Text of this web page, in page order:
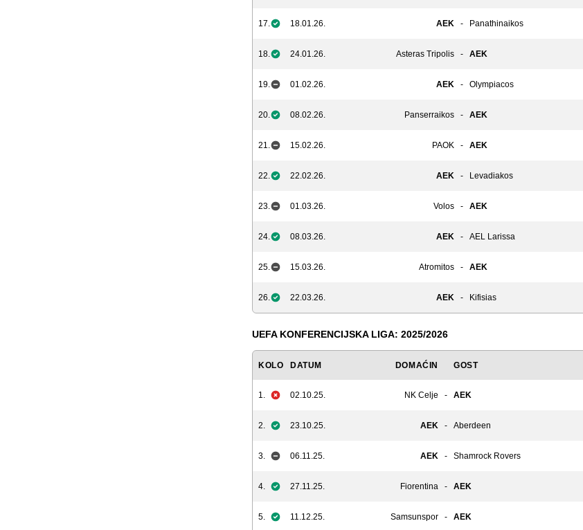
17. 18.01.26. AEK - Panathinaikos
18. 24.01.26. Asteras Tripolis - AEK
19. 01.02.26. AEK - Olympiacos
20. 08.02.26. Panserraikos - AEK
21. 15.02.26. PAOK - AEK
22. 22.02.26. AEK - Levadiakos
23. 01.03.26. Volos - AEK
24. 08.03.26. AEK - AEL Larissa
25. 15.03.26. Atromitos - AEK
26. 22.03.26. AEK - Kifisias
UEFA KONFERENCIJSKA LIGA: 2025/2026
KOLO DATUM DOMAĆIN GOST
1. 02.10.25. NK Celje - AEK
2. 23.10.25. AEK - Aberdeen
3. 06.11.25. AEK - Shamrock Rovers
4. 27.11.25. Fiorentina - AEK
5. 11.12.25. Samsunspor - AEK